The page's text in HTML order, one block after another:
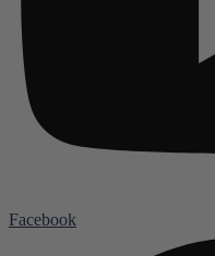
Facebook